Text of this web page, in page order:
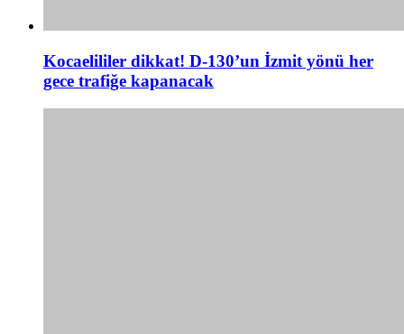
Kocaelililer dikkat! D-130’un İzmit yönü her
gece trafiğe kapanacak